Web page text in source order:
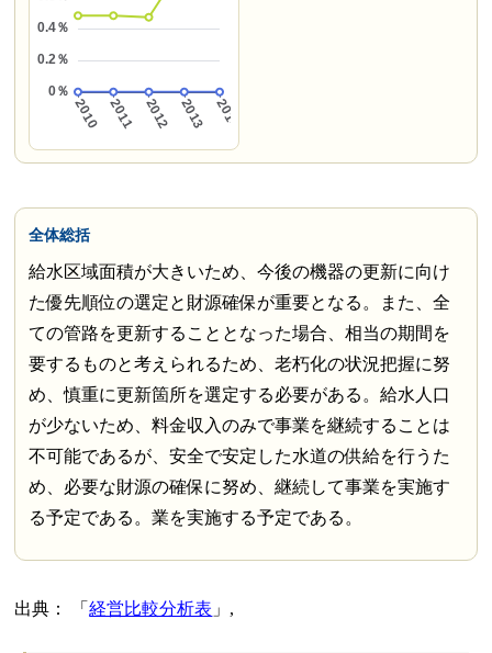
全体総括
給水区域面積が大きいため、今後の機器の更新に向け
た優先順位の選定と財源確保が重要となる。また、全
ての管路を更新することとなった場合、相当の期間を
要するものと考えられるため、老朽化の状況把握に努
め、慎重に更新箇所を選定する必要がある。給水人口
が少ないため、料金収入のみで事業を継続することは
不可能であるが、安全で安定した水道の供給を行うた
め、必要な財源の確保に努め、継続して事業を実施す
る予定である。業を実施する予定である。
出典： 経営比較分析表 ,